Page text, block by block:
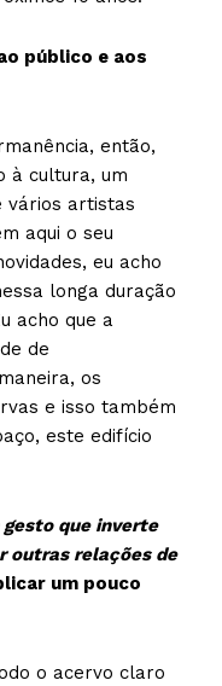
público e aos
então,
à cultura, um
vários artistas
aqui o seu
eu acho
longa duração
acho que a
de
os
e isso também
este edifício
gesto que inverte
outras relações de
um pouco
o acervo claro